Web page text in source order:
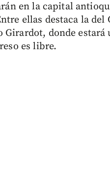
en la capital
ellas destaca la del
donde estará
es libre.